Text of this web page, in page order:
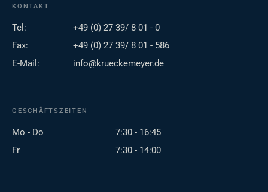
KONTAKT
Tel:
+49 (0) 27 39/ 8 01 - 0
Fax:
+49 (0) 27 39/ 8 01 - 586
E-Mail:
info@krueckemeyer.de
GESCHÄFTSZEITEN
Mo - Do
7:30 - 16:45
Fr
7:30 - 14:00